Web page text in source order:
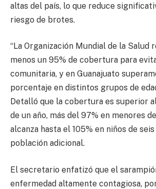
altas del país, lo que reduce
riesgo de brotes.
“La Organización Mundial de la Salud
menos un 95% de cobertura para
comunitaria, y en Guanajuato
porcentaje en distintos grupos de
Detalló que la cobertura es superior
de un año, más del 97% en menores
alcanza hasta el 105% en niños de
población adicional.
El secretario enfatizó que el
enfermedad altamente contagiosa,